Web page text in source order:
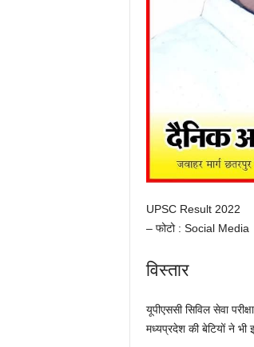
UPSC Result 2022
– फोटो : Social Media
विस्तार
यूपीएससी सिविल सेवा
मध्यप्रदेश की बेटियों ने भी